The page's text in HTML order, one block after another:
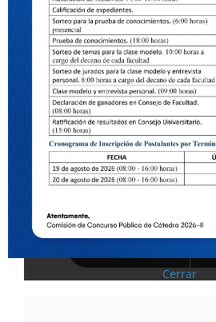
Cerrar